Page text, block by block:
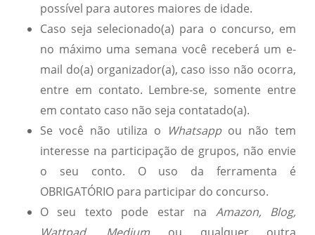
possível para autores maiores de idade.
Caso seja selecionado(a) para o concurso, em
no máximo uma semana você receberá um e-
mail do(a) organizador(a), caso isso não ocorra,
entre em contato. Lembre-se, somente entre
em contato caso não seja contatado(a).
Se você não utiliza o Whatsappou não tem
interesse na participação de grupos, não envie
o seu conto. O uso da ferramenta é
OBRIGATÓRIO para participar do concurso.
O seu texto pode estar na Amazon, Blog,